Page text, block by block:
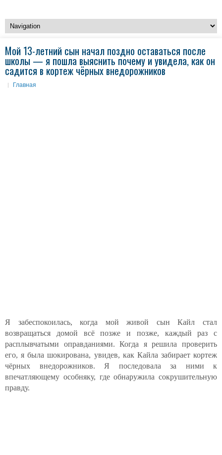
Мой 13-летний сын начал поздно оставаться после
школы — я пошла выяснить почему и увидела, как он
садится в кортеж чёрных внедорожников
Главная
Я забеспокоилась, когда мой живой сын Кайл стал
возвращаться домой всё позже и позже, каждый раз с
расплывчатыми оправданиями. Когда я решила проверить
его, я была шокирована, увидев, как Кайла забирает кортеж
чёрных внедорожников. Я последовала за ними к
впечатляющему особняку, где обнаружила сокрушительную
правду.